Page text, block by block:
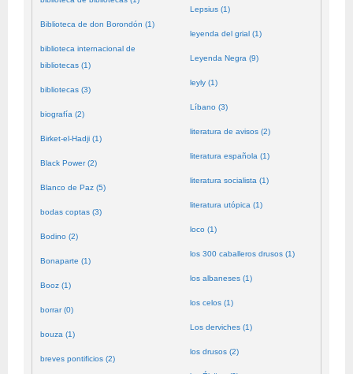
Biblioteca de don Borondón (1)
biblioteca internacional de
bibliotecas (1)
bibliotecas (3)
biografía (2)
Birket-el-Hadji (1)
Black Power (2)
Blanco de Paz (5)
bodas coptas (3)
Bodino (2)
Bonaparte (1)
Booz (1)
borrar (0)
bouza (1)
breves pontificios (2)
Lepsius (1)
leyenda del grial (1)
Leyenda Negra (9)
leyly (1)
Líbano (3)
literatura de avisos (2)
literatura española (1)
literatura socialista (1)
literatura utópica (1)
loco (1)
los 300 caballeros drusos (1)
los albaneses (1)
los celos (1)
Los derviches (1)
los drusos (2)